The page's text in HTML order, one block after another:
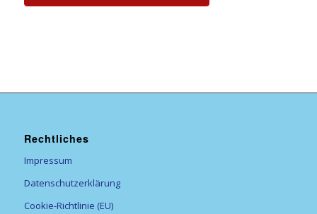
Rechtliches
Impressum
Datenschutzerklärung
Cookie-Richtlinie (EU)